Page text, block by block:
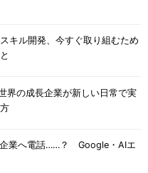
キル開発、今すぐ取り組むため
の成長企業が新しい日常で実
企業へ電話……？ Google・AIエ